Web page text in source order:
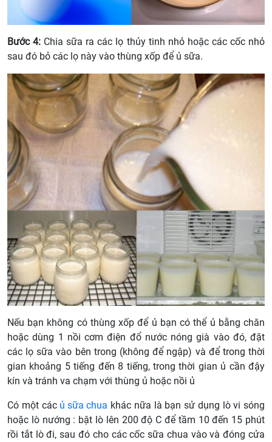
Bước 4: Chia sữa ra các lọ thủy tinh nhỏ hoặc các cốc nhỏ
sau đó bỏ các lọ này vào thùng xốp để ủ sữa.
Nếu bạn không có thùng xốp để ủ bạn có thể ủ bằng chăn
hoặc dùng 1 nồi cơm điện đổ nước nóng già vào đó, đặt
các lọ sữa vào bên trong (không để ngập) và để trong thời
gian khoảng 5 tiếng đến 8 tiếng, trong thời gian ủ cần đậy
kín và tránh va chạm với thùng ủ hoặc nồi ủ
Có một các ủ sữa chua khác nữa là bạn sử dụng lò vi sóng
hoặc lò nướng : bật lò lên 200 độ C để tầm 10 đến 15 phút
rồi tắt lò đi, sau đó cho các cốc sữa chua vào và đóng cửa